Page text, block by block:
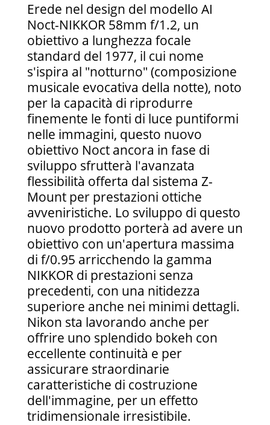
Erede nel design del modello AI
Noct-NIKKOR 58mm f/1.2, un
obiettivo a lunghezza focale
standard del 1977, il cui nome
s'ispira al "notturno" (composizione
musicale evocativa della notte), noto
per la capacità di riprodurre
finemente le fonti di luce puntiformi
nelle immagini, questo nuovo
obiettivo Noct ancora in fase di
sviluppo sfrutterà l'avanzata
flessibilità offerta dal sistema Z-
Mount per prestazioni ottiche
avveniristiche. Lo sviluppo di questo
nuovo prodotto porterà ad avere un
obiettivo con un'apertura massima
di f/0.95 arricchendo la gamma
NIKKOR di prestazioni senza
precedenti, con una nitidezza
superiore anche nei minimi dettagli.
Nikon sta lavorando anche per
offrire uno splendido bokeh con
eccellente continuità e per
assicurare straordinarie
caratteristiche di costruzione
dell'immagine, per un effetto
tridimensionale irresistibile.